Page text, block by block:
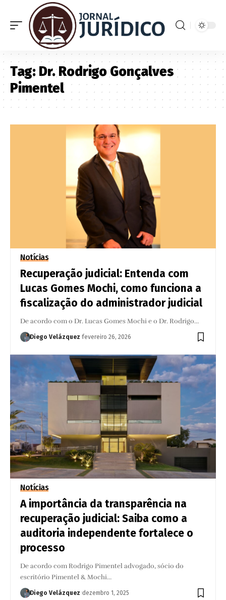
Tag: Dr. Rodrigo Gonçalves
Pimentel
Notícias
Recuperação judicial: Entenda com
Lucas Gomes Mochi, como funciona a
fiscalização do administrador judicial
De acordo com o Dr. Lucas Gomes Mochi e o Dr. Rodrigo…
Diego Velázquez fevereiro 26, 2026
Notícias
A importância da transparência na
recuperação judicial: Saiba como a
auditoria independente fortalece o
processo
De acordo com Rodrigo Pimentel advogado, sócio do
escritório Pimentel & Mochi…
Diego Velázquez dezembro 1, 2025